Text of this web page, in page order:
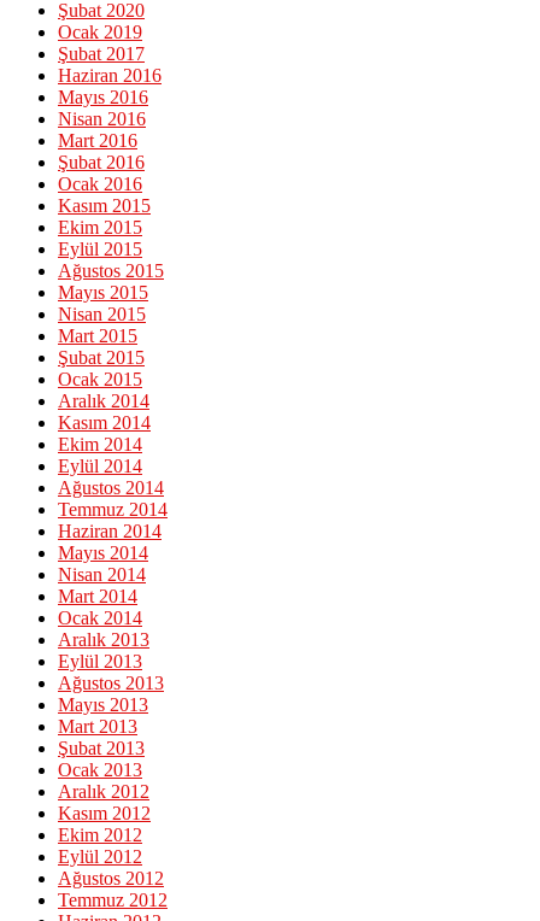
Şubat 2020
Ocak 2019
Şubat 2017
Haziran 2016
Mayıs 2016
Nisan 2016
Mart 2016
Şubat 2016
Ocak 2016
Kasım 2015
Ekim 2015
Eylül 2015
Ağustos 2015
Mayıs 2015
Nisan 2015
Mart 2015
Şubat 2015
Ocak 2015
Aralık 2014
Kasım 2014
Ekim 2014
Eylül 2014
Ağustos 2014
Temmuz 2014
Haziran 2014
Mayıs 2014
Nisan 2014
Mart 2014
Ocak 2014
Aralık 2013
Eylül 2013
Ağustos 2013
Mayıs 2013
Mart 2013
Şubat 2013
Ocak 2013
Aralık 2012
Kasım 2012
Ekim 2012
Eylül 2012
Ağustos 2012
Temmuz 2012